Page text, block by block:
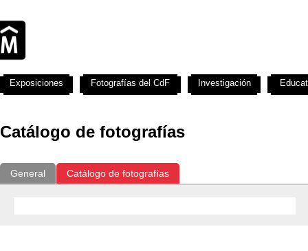
Catálogo de fotografías
General Catálogo de fotografías
Exposiciones Fotografías del CdF Investigación